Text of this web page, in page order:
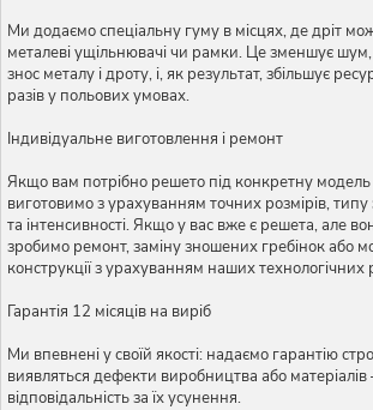
Ми додаємо спеціальну гуму в місцях, де дріт
металеві ущільнювачі чи рамки. Це зменшує
знос металу і дроту, і, як результат, збільшує
разів у польових умовах.
Індивідуальне виготовлення і ремонт
Якщо вам потрібно решето під конкретну
виготовимо з урахуванням точних розмірів,
та інтенсивності. Якщо у вас вже є решета, але
зробимо ремонт, заміну зношених гребінок або
конструкції з урахуванням наших технологічних
Гарантія 12 місяців на виріб
Ми впевнені у своїй якості: надаємо гарантію
виявляться дефекти виробництва або
відповідальність за їх усунення.